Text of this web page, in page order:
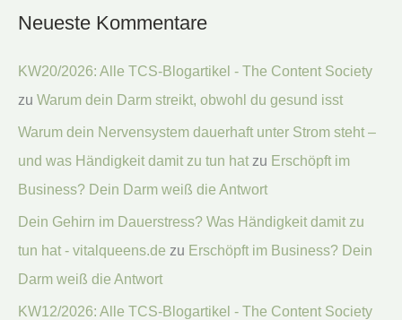
Neueste Kommentare
KW20/2026: Alle TCS-Blogartikel - The Content Society
zu Warum dein Darm streikt, obwohl du gesund isst
Warum dein Nervensystem dauerhaft unter Strom steht –
und was Händigkeit damit zu tun hat zu Erschöpft im
Business? Dein Darm weiß die Antwort
Dein Gehirn im Dauerstress? Was Händigkeit damit zu
tun hat - vitalqueens.de zu Erschöpft im Business? Dein
Darm weiß die Antwort
KW12/2026: Alle TCS-Blogartikel - The Content Society